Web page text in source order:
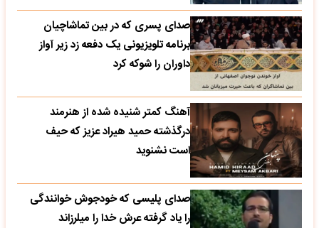
صدای پسری که در بین تماشاچیان
برنامه تلویزیونی یک دفعه زد زیر آواز
داوران را شوکه کرد
آهنگ کمتر شنیده شده از هنرمند
درگذشته حمید هیراد عزیز که حیف
است نشنوید
صدای پلیسی که خودجوش خوانندگی
را یاد گرفته عرش خدا را میلرزاند